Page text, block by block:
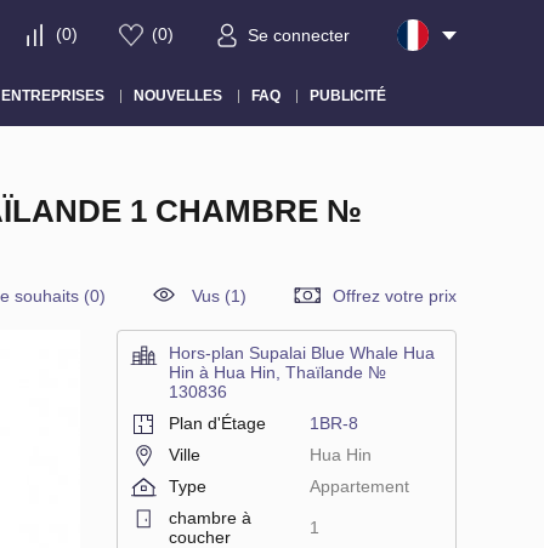
(0) (0) Se connecter
ENTREPRISES NOUVELLES FAQ PUBLICITÉ
1 CHAMBRE №
souhaits (0) Vus (1) Offrez votre prix
Hors-plan Supalai Blue Whale Hua
Hin à Hua Hin, Thaïlande №
130836
Plan d'Étage
1BR-8
Ville
Hua Hin
Type
Appartement
chambre à
coucher
1